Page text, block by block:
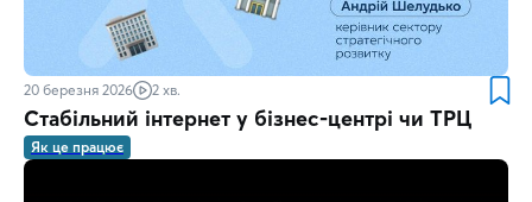
20 березня 2026 2 хв.
Стабільний інтернет у бізнес-центрі чи ТРЦ
Як це працює